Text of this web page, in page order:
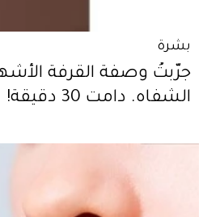
بشرة
جرّبتُ وصفة القرفة
الشفاه. دامت 30 دقيقة!